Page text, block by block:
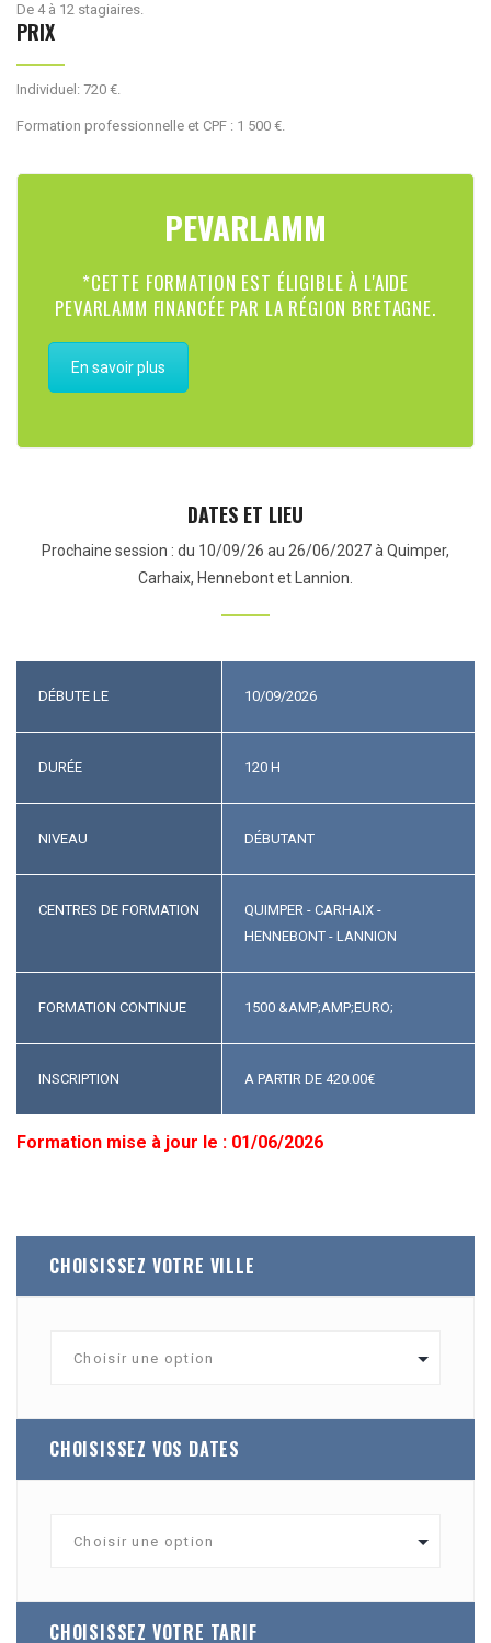
De 4 à 12 stagiaires.
PRIX
Individuel: 720 €.
Formation professionnelle et CPF : 1 500 €.
PEVARLAMM
*CETTE FORMATION EST ÉLIGIBLE À L'AIDE
PEVARLAMM FINANCÉE PAR LA RÉGION BRETAGNE.
En savoir plus
DATES ET LIEU
Prochaine session : du 10/09/26 au 26/06/2027 à Quimper,
Carhaix, Hennebont et Lannion.
DÉBUTE LE 10/09/2026
DURÉE 120 H
NIVEAU DÉBUTANT
CENTRES DE FORMATION
QUIMPER - CARHAIX -
HENNEBONT - LANNION
FORMATION CONTINUE 1500 &AMP;AMP;EURO;
INSCRIPTION A PARTIR DE420.00€
Formation mise à jour le : 01/06/2026
CHOISISSEZ VOTRE VILLE
CHOISISSEZ VOS DATES
CHOISISSEZ VOTRE TARIF